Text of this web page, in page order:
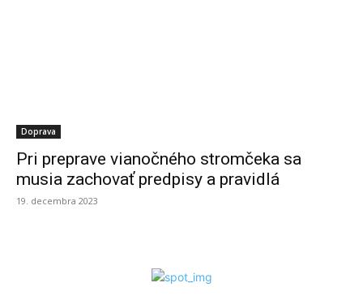
Doprava
Pri preprave vianočného stromčeka sa
musia zachovať predpisy a pravidlá
19. decembra 2023